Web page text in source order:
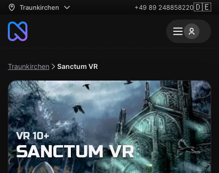
Traunkirchen +49 89 248858220🇩🇪
Traunkirchen Sanctum VR
VR 10+
SANCTUM VR